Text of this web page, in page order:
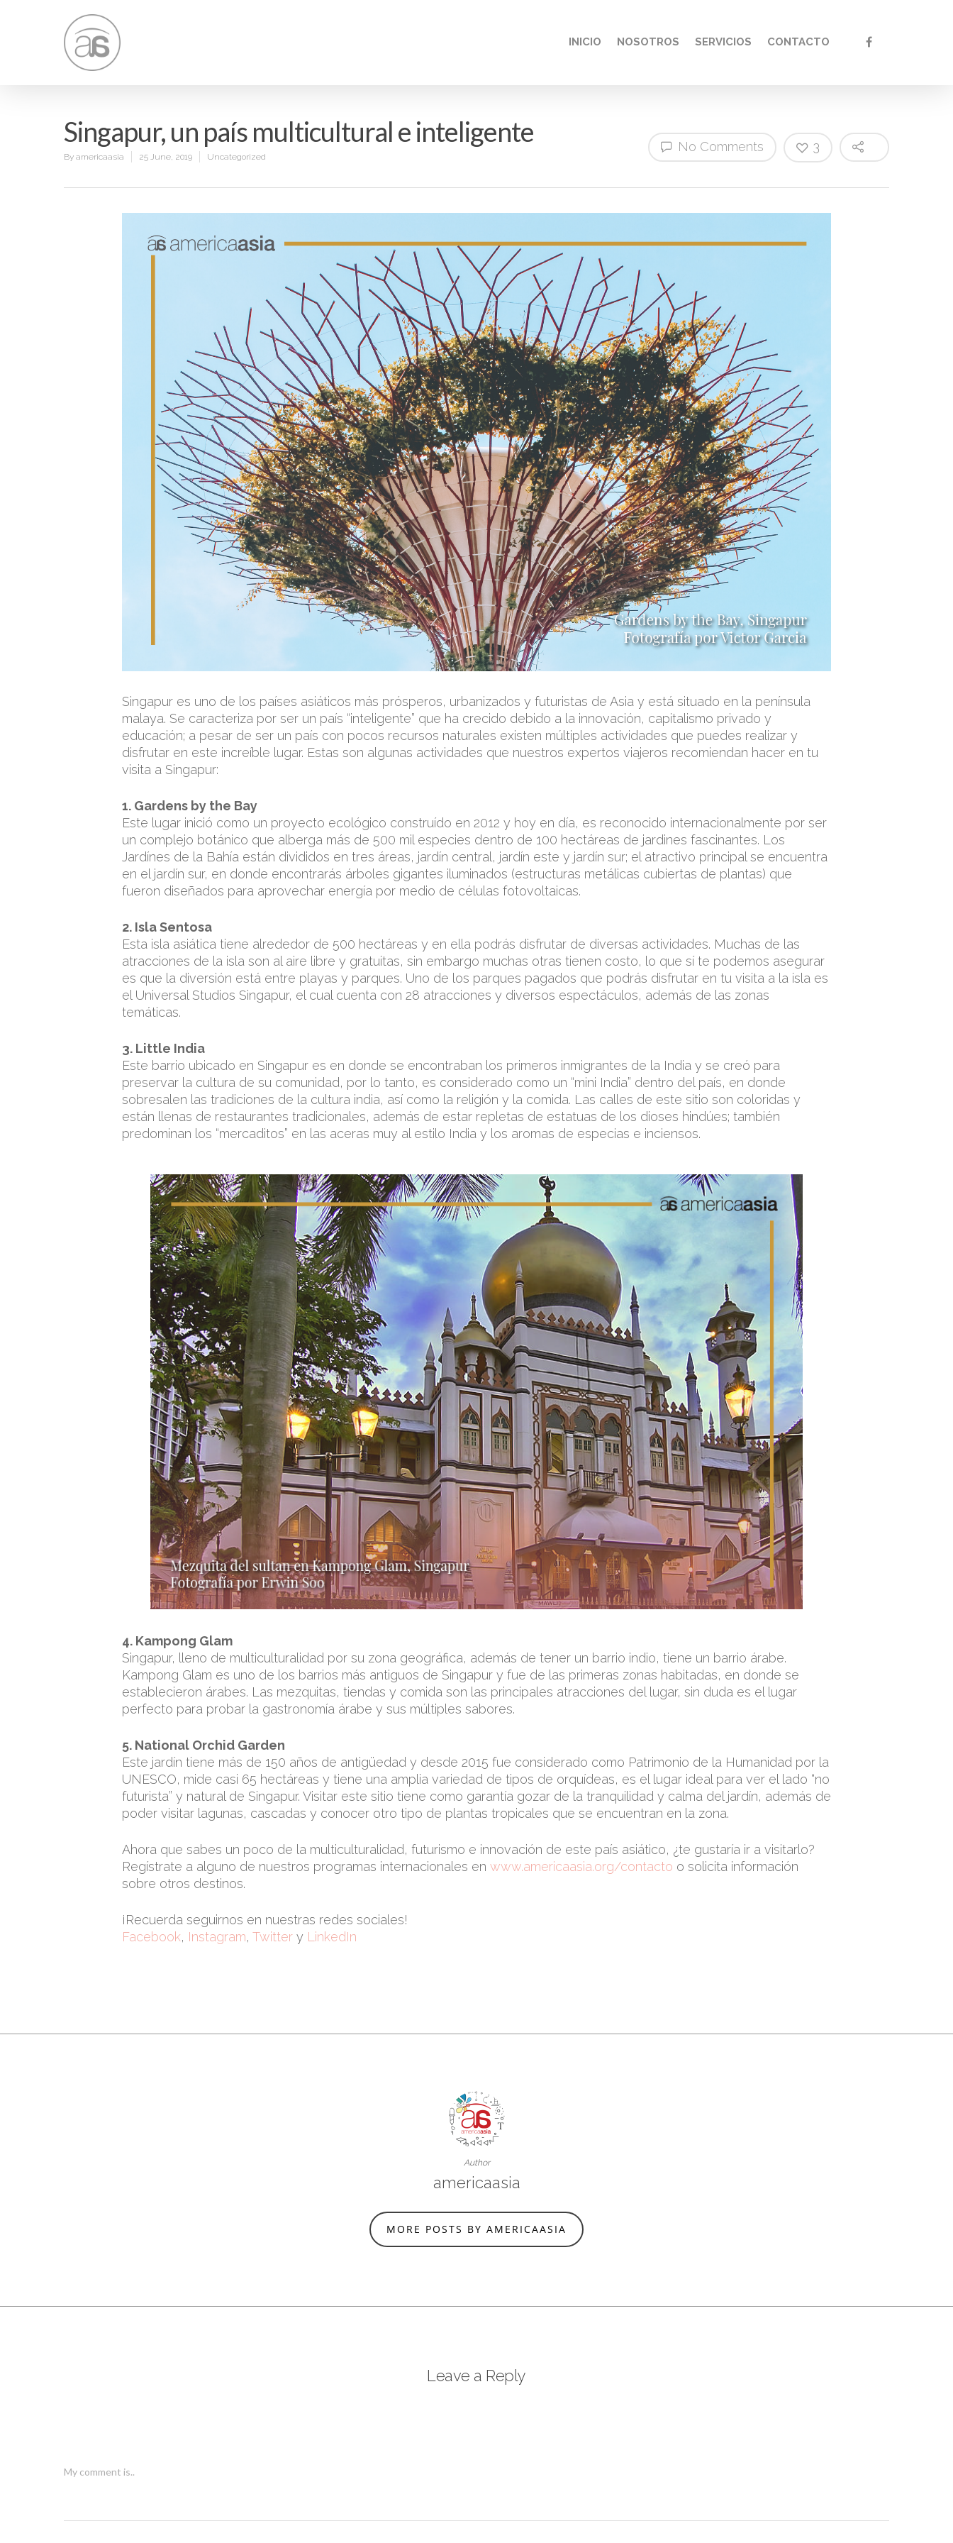
INICIO NOSOTROS SERVICIOS CONTACTO
Singapur, un país multicultural e inteligente
By americaasia 25 June, 2019 Uncategorized
No Comments 3
Singapur es uno de los países asiáticos más prósperos, urbanizados y futuristas de Asia y está situado en la península
malaya. Se caracteriza por ser un país “inteligente” que ha crecido debido a la innovación, capitalismo privado y
educación; a pesar de ser un país con pocos recursos naturales existen múltiples actividades que puedes realizar y
disfrutar en este increíble lugar. Estas son algunas actividades que nuestros expertos viajeros recomiendan hacer en tu
visita a Singapur:
1. Gardens by the Bay
Este lugar inició como un proyecto ecológico construído en 2012 y hoy en día, es reconocido internacionalmente por ser
un complejo botánico que alberga más de 500 mil especies dentro de 100 hectáreas de jardines fascinantes. Los
Jardínes de la Bahía están divididos en tres áreas, jardín central, jardín este y jardín sur; el atractivo principal se encuentra
en el jardín sur, en donde encontrarás árboles gigantes iluminados (estructuras metálicas cubiertas de plantas) que
fueron diseñados para aprovechar energía por medio de células fotovoltaicas.
2. Isla Sentosa
Esta isla asiática tiene alrededor de 500 hectáreas y en ella podrás disfrutar de diversas actividades. Muchas de las
atracciones de la isla son al aire libre y gratuitas, sin embargo muchas otras tienen costo, lo que sí te podemos asegurar
es que la diversión está entre playas y parques. Uno de los parques pagados que podrás disfrutar en tu visita a la isla es
el Universal Studios Singapur, el cual cuenta con 28 atracciones y diversos espectáculos, además de las zonas
temáticas.
3. Little India
Este barrio ubicado en Singapur es en donde se encontraban los primeros inmigrantes de la India y se creó para
preservar la cultura de su comunidad, por lo tanto, es considerado como un “mini India” dentro del país, en donde
sobresalen las tradiciones de la cultura india, así como la religión y la comida. Las calles de este sitio son coloridas y
están llenas de restaurantes tradicionales, además de estar repletas de estatuas de los dioses hindúes; también
predominan los “mercaditos” en las aceras muy al estilo India y los aromas de especias e inciensos.
4. Kampong Glam
Singapur, lleno de multiculturalidad por su zona geográfica, además de tener un barrio indio, tiene un barrio árabe.
Kampong Glam es uno de los barrios más antiguos de Singapur y fue de las primeras zonas habitadas, en donde se
establecieron árabes. Las mezquitas, tiendas y comida son las principales atracciones del lugar, sin duda es el lugar
perfecto para probar la gastronomía árabe y sus múltiples sabores.
5. National Orchid Garden
Este jardín tiene más de 150 años de antigüedad y desde 2015 fue considerado como Patrimonio de la Humanidad por la
UNESCO, mide casi 65 hectáreas y tiene una amplia variedad de tipos de orquídeas, es el lugar ideal para ver el lado “no
futurista” y natural de Singapur. Visitar este sitio tiene como garantía gozar de la tranquilidad y calma del jardín, además de
poder visitar lagunas, cascadas y conocer otro tipo de plantas tropicales que se encuentran en la zona.
Ahora que sabes un poco de la multiculturalidad, futurismo e innovación de este país asiático, ¿te gustaría ir a visitarlo?
Regístrate a alguno de nuestros programas internacionales en www.americaasia.org/contacto o solicita información
sobre otros destinos.
¡Recuerda seguirnos en nuestras redes sociales!
Facebook, Instagram, Twitter y LinkedIn
Author
americaasia
MORE POSTS BY AMERICAASIA
Leave a Reply
My comment is..